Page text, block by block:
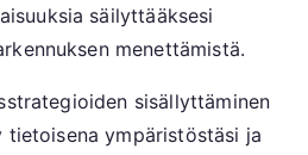
säilyttääksesi
menettämistä.
sisällyttäminen
tietoisena ympäristöstäsi ja